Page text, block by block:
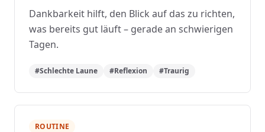
Dankbarkeit hilft, den Blick auf das zu richten,
was bereits gut läuft – gerade an schwierigen
Tagen.
#Schlechte Laune #Reflexion #Traurig
ROUTINE